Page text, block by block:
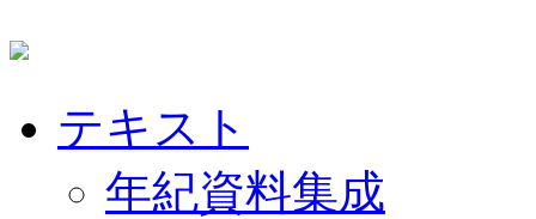
テキスト
年紀資料集成